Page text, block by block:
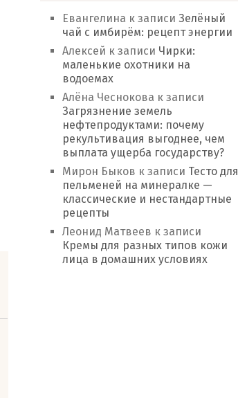
Евангелина к записиЗелёный
чай с имбирём: рецепт энергии
Алексей к записи Чирки:
маленькие охотники на
водоемах
Алёна Чеснокова к записи
Загрязнение земель
нефтепродуктами: почему
рекультивация выгоднее, чем
выплата ущерба государству?
Мирон Быков к записи Тесто для
пельменей на минералке —
классические и нестандартные
рецепты
Леонид Матвеев к записи
Кремы для разных типов кожи
лица в домашних условиях